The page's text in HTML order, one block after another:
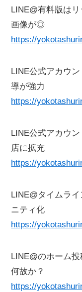
LINE@有料版は
画像が◎
https://
LINE公式アカウ
導が強力
https://
LINE公式アカウ
店に拡充
https://
LINE@タイムラ
ニティ化
https://
LINE@のホーム
何故か？
https://